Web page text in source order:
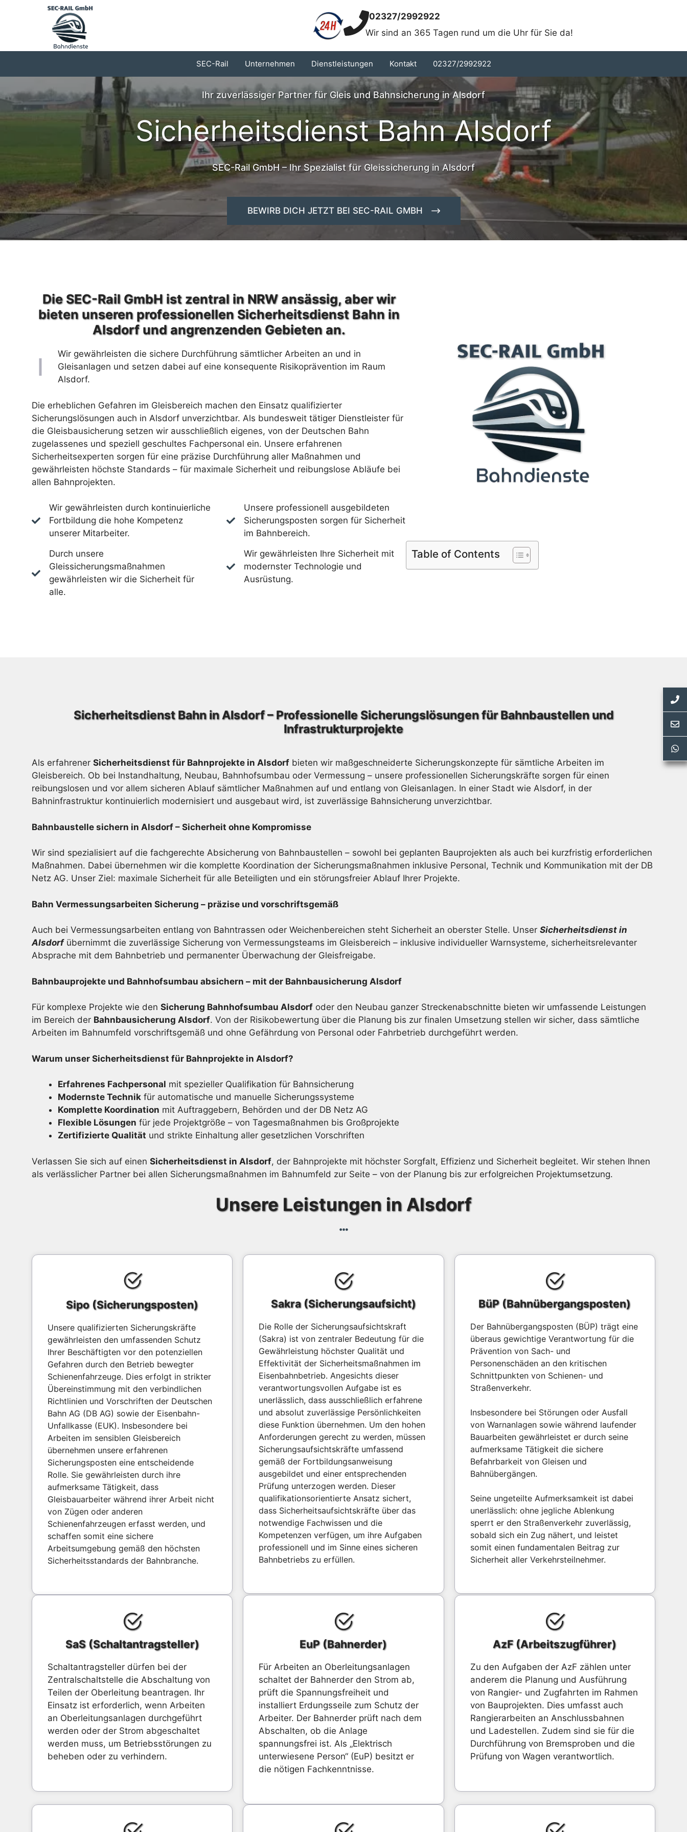
02327/2992922
Wir sind an 365 Tagen rund um die Uhr für Sie da!
SEC-Rail Unternehmen Dienstleistungen Kontakt 02327/2992922
Ihr zuverlässiger Partner für Gleis und Bahnsicherung in Alsdorf
Sicherheitsdienst Bahn Alsdorf
SEC-Rail GmbH – Ihr Spezialist für Gleissicherung in Alsdorf
BEWIRB DICH JETZT BEI SEC-RAIL GMBH
Die SEC-Rail GmbH ist zentral in NRW ansässig, aber wir
bieten unseren professionellen Sicherheitsdienst Bahn in
Alsdorf und angrenzenden Gebieten an.
Wir gewährleisten die sichere Durchführung sämtlicher Arbeiten an und in
Gleisanlagen und setzen dabei auf eine konsequente Risikoprävention im Raum
Alsdorf.
Die erheblichen Gefahren im Gleisbereich machen den Einsatz qualifizierter
Sicherungslösungen auch in Alsdorf unverzichtbar. Als bundesweit tätiger Dienstleister für
die Gleisbausicherung setzen wir ausschließlich eigenes, von der Deutschen Bahn
zugelassenes und speziell geschultes Fachpersonal ein. Unsere erfahrenen
Sicherheitsexperten sorgen für eine präzise Durchführung aller Maßnahmen und
gewährleisten höchste Standards – für maximale Sicherheit und reibungslose Abläufe bei
allen Bahnprojekten.
Wir gewährleisten durch kontinuierliche
Fortbildung die hohe Kompetenz
unserer Mitarbeiter.
Durch unsere
Gleissicherungsmaßnahmen
gewährleisten wir die Sicherheit für
alle.
Unsere professionell ausgebildeten
Sicherungsposten sorgen für Sicherheit
im Bahnbereich.
Wir gewährleisten Ihre Sicherheit mit
modernster Technologie und
Ausrüstung.
Table of Contents
Sicherheitsdienst Bahn in Alsdorf – Professionelle Sicherungslösungen für Bahnbaustellen und
Infrastrukturprojekte
Als erfahrener Sicherheitsdienst für Bahnprojekte in Alsdorf bieten wir maßgeschneiderte Sicherungskonzepte für sämtliche Arbeiten im
Gleisbereich. Ob bei Instandhaltung, Neubau, Bahnhofsumbau oder Vermessung – unsere professionellen Sicherungskräfte sorgen für einen
reibungslosen und vor allem sicheren Ablauf sämtlicher Maßnahmen auf und entlang von Gleisanlagen. In einer Stadt wie Alsdorf, in der
Bahninfrastruktur kontinuierlich modernisiert und ausgebaut wird, ist zuverlässige Bahnsicherung unverzichtbar.
Bahnbaustelle sichern in Alsdorf – Sicherheit ohne Kompromisse
Wir sind spezialisiert auf die fachgerechte Absicherung von Bahnbaustellen – sowohl bei geplanten Bauprojekten als auch bei kurzfristig erforderlichen
Maßnahmen. Dabei übernehmen wir die komplette Koordination der Sicherungsmaßnahmen inklusive Personal, Technik und Kommunikation mit der DB
Netz AG. Unser Ziel: maximale Sicherheit für alle Beteiligten und ein störungsfreier Ablauf Ihrer Projekte.
Bahn Vermessungsarbeiten Sicherung – präzise und vorschriftsgemäß
Auch bei Vermessungsarbeiten entlang von Bahntrassen oder Weichenbereichen steht Sicherheit an oberster Stelle. Unser Sicherheitsdienst in
Alsdorfübernimmt die zuverlässige Sicherung von Vermessungsteams im Gleisbereich – inklusive individueller Warnsysteme, sicherheitsrelevanter
Absprache mit dem Bahnbetrieb und permanenter Überwachung der Gleisfreigabe.
Bahnbauprojekte und Bahnhofsumbau absichern – mit der Bahnbau­sicherung Alsdorf
Für komplexe Projekte wie den Sicherung Bahnhofsumbau Alsdorf oder den Neubau ganzer Streckenabschnitte bieten wir umfassende Leistungen
im Bereich der Bahnbausicherung Alsdorf. Von der Risikobewertung über die Planung bis zur finalen Umsetzung stellen wir sicher, dass sämtliche
Arbeiten im Bahnumfeld vorschriftsgemäß und ohne Gefährdung von Personal oder Fahrbetrieb durchgeführt werden.
Warum unser Sicherheitsdienst für Bahnprojekte in Alsdorf?
Erfahrenes Fachpersonal mit spezieller Qualifikation für Bahnsicherung
Modernste Technik für automatische und manuelle Sicherungssysteme
Komplette Koordination mit Auftraggebern, Behörden und der DB Netz AG
Flexible Lösungen für jede Projektgröße – von Tagesmaßnahmen bis Großprojekte
Zertifizierte Qualität und strikte Einhaltung aller gesetzlichen Vorschriften
Verlassen Sie sich auf einen Sicherheitsdienst in Alsdorf, der Bahnprojekte mit höchster Sorgfalt, Effizienz und Sicherheit begleitet. Wir stehen Ihnen
als verlässlicher Partner bei allen Sicherungsmaßnahmen im Bahnumfeld zur Seite – von der Planung bis zur erfolgreichen Projektumsetzung.
Unsere Leistungen in Alsdorf
Sipo (Sicherungsposten)
Unsere qualifizierten Sicherungskräfte
gewährleisten den umfassenden Schutz
Ihrer Beschäftigten vor den potenziellen
Gefahren durch den Betrieb bewegter
Schienenfahrzeuge. Dies erfolgt in strikter
Übereinstimmung mit den verbindlichen
Richtlinien und Vorschriften der Deutschen
Bahn AG (DB AG) sowie der Eisenbahn-
Unfallkasse (EUK). Insbesondere bei
Arbeiten im sensiblen Gleisbereich
übernehmen unsere erfahrenen
Sicherungsposten eine entscheidende
Rolle. Sie gewährleisten durch ihre
aufmerksame Tätigkeit, dass
Gleisbauarbeiter während ihrer Arbeit nicht
von Zügen oder anderen
Schienenfahrzeugen erfasst werden, und
schaffen somit eine sichere
Arbeitsumgebung gemäß den höchsten
Sicherheitsstandards der Bahnbranche.
Sakra (Sicherungsaufsicht)
Die Rolle der Sicherungsaufsichtskraft
(Sakra) ist von zentraler Bedeutung für die
Gewährleistung höchster Qualität und
Effektivität der Sicherheitsmaßnahmen im
Eisenbahnbetrieb. Angesichts dieser
verantwortungsvollen Aufgabe ist es
unerlässlich, dass ausschließlich erfahrene
und absolut zuverlässige Persönlichkeiten
diese Funktion übernehmen. Um den hohen
Anforderungen gerecht zu werden, müssen
Sicherungsaufsichtskräfte umfassend
gemäß der Fortbildungsanweisung
ausgebildet und einer entsprechenden
Prüfung unterzogen werden. Dieser
qualifikationsorientierte Ansatz sichert,
dass Sicherheitsaufsichtskräfte über das
notwendige Fachwissen und die
Kompetenzen verfügen, um ihre Aufgaben
professionell und im Sinne eines sicheren
Bahnbetriebs zu erfüllen.
BüP (Bahnübergangsposten)
Der Bahnübergangsposten (BÜP) trägt eine
überaus gewichtige Verantwortung für die
Prävention von Sach- und
Personenschäden an den kritischen
Schnittpunkten von Schienen- und
Straßenverkehr.
Insbesondere bei Störungen oder Ausfall
von Warnanlagen sowie während laufender
Bauarbeiten gewährleistet er durch seine
aufmerksame Tätigkeit die sichere
Befahrbarkeit von Gleisen und
Bahnübergängen.
Seine ungeteilte Aufmerksamkeit ist dabei
unerlässlich: ohne jegliche Ablenkung
sperrt er den Straßenverkehr zuverlässig,
sobald sich ein Zug nähert, und leistet
somit einen fundamentalen Beitrag zur
Sicherheit aller Verkehrsteilnehmer.
SaS (Schaltantragsteller)
Schaltantragsteller dürfen bei der
Zentralschaltstelle die Abschaltung von
Teilen der Oberleitung beantragen. Ihr
Einsatz ist erforderlich, wenn Arbeiten
an Oberleitungsanlagen durchgeführt
werden oder der Strom abgeschaltet
werden muss, um Betriebsstörungen zu
beheben oder zu verhindern.
EuP (Bahnerder)
Für Arbeiten an Oberleitungsanlagen
schaltet der Bahnerder den Strom ab,
prüft die Spannungsfreiheit und
installiert Erdungsseile zum Schutz der
Arbeiter. Der Bahnerder prüft nach dem
Abschalten, ob die Anlage
spannungsfrei ist. Als „Elektrisch
unterwiesene Person“ (EuP) besitzt er
die nötigen Fachkenntnisse.
AzF (Arbeitszugführer)
Zu den Aufgaben der AzF zählen unter
anderem die Planung und Ausführung
von Rangier- und Zugfahrten im Rahmen
von Bauprojekten. Dies umfasst auch
Rangierarbeiten an Anschlussbahnen
und Ladestellen. Zudem sind sie für die
Durchführung von Bremsproben und die
Prüfung von Wagen verantwortlich.